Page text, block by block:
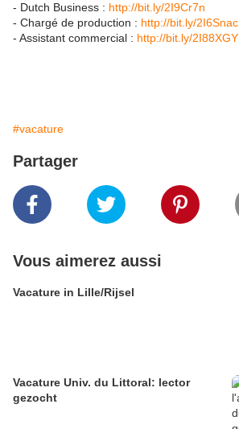
- Dutch Business : http://bit.ly/2I9Cr7n
- Chargé de production : http://bit.ly/2I6Snac
- Assistant commercial : http://bit.ly/2I88XGY
#vacature
Partager
Vous aimerez aussi
Vacature in Lille/Rijsel
Vacature Univ. du Littoral: lector
gezocht